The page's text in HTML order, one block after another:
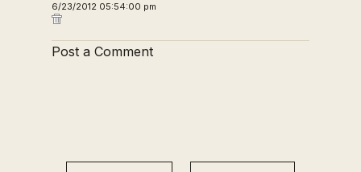
6/23/2012 05:54:00 pm
Post a Comment